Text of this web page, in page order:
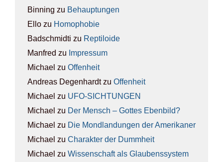
Binning zu Behaup­tun­gen
Ello zu Homo­pho­bie
Badschmidti zu Rep­ti­lo­ide
Manfred zu Impres­sum
Michael zu Offen­heit
Andreas Degenhardtzu Offen­heit
Michael zu UFO-SICH­TUN­GEN
Michael zu Der Mensch – Got­tes Eben­bild?
Michael zu Die Mond­lan­dun­gen der Ame­ri­ka­ner
Michael zu Cha­rak­ter der Dumm­heit
Michael zu Wis­sen­schaft als Glau­bens­sys­tem